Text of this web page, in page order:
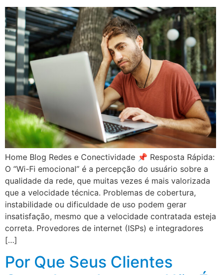
Home Blog Redes e Conectividade 📌 Resposta Rápida:
O “Wi-Fi emocional” é a percepção do usuário sobre a
qualidade da rede, que muitas vezes é mais valorizada
que a velocidade técnica. Problemas de cobertura,
instabilidade ou dificuldade de uso podem gerar
insatisfação, mesmo que a velocidade contratada esteja
correta. Provedores de internet (ISPs) e integradores
[…]
Por Que Seus Clientes